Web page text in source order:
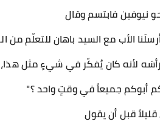
نيوفين فابتسم وقال
الأب مع السيد باهان للتعلّم من
لأنه كان يُفكّر في شيءٍ مثل هذا،
أبوكم جميعاً في وقتٍ واحد ؟"
قبل أن يقول